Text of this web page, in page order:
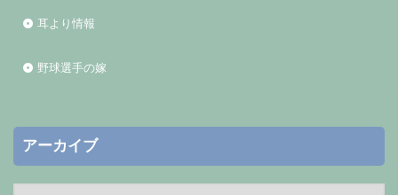
耳より情報
野球選手の嫁
アーカイブ